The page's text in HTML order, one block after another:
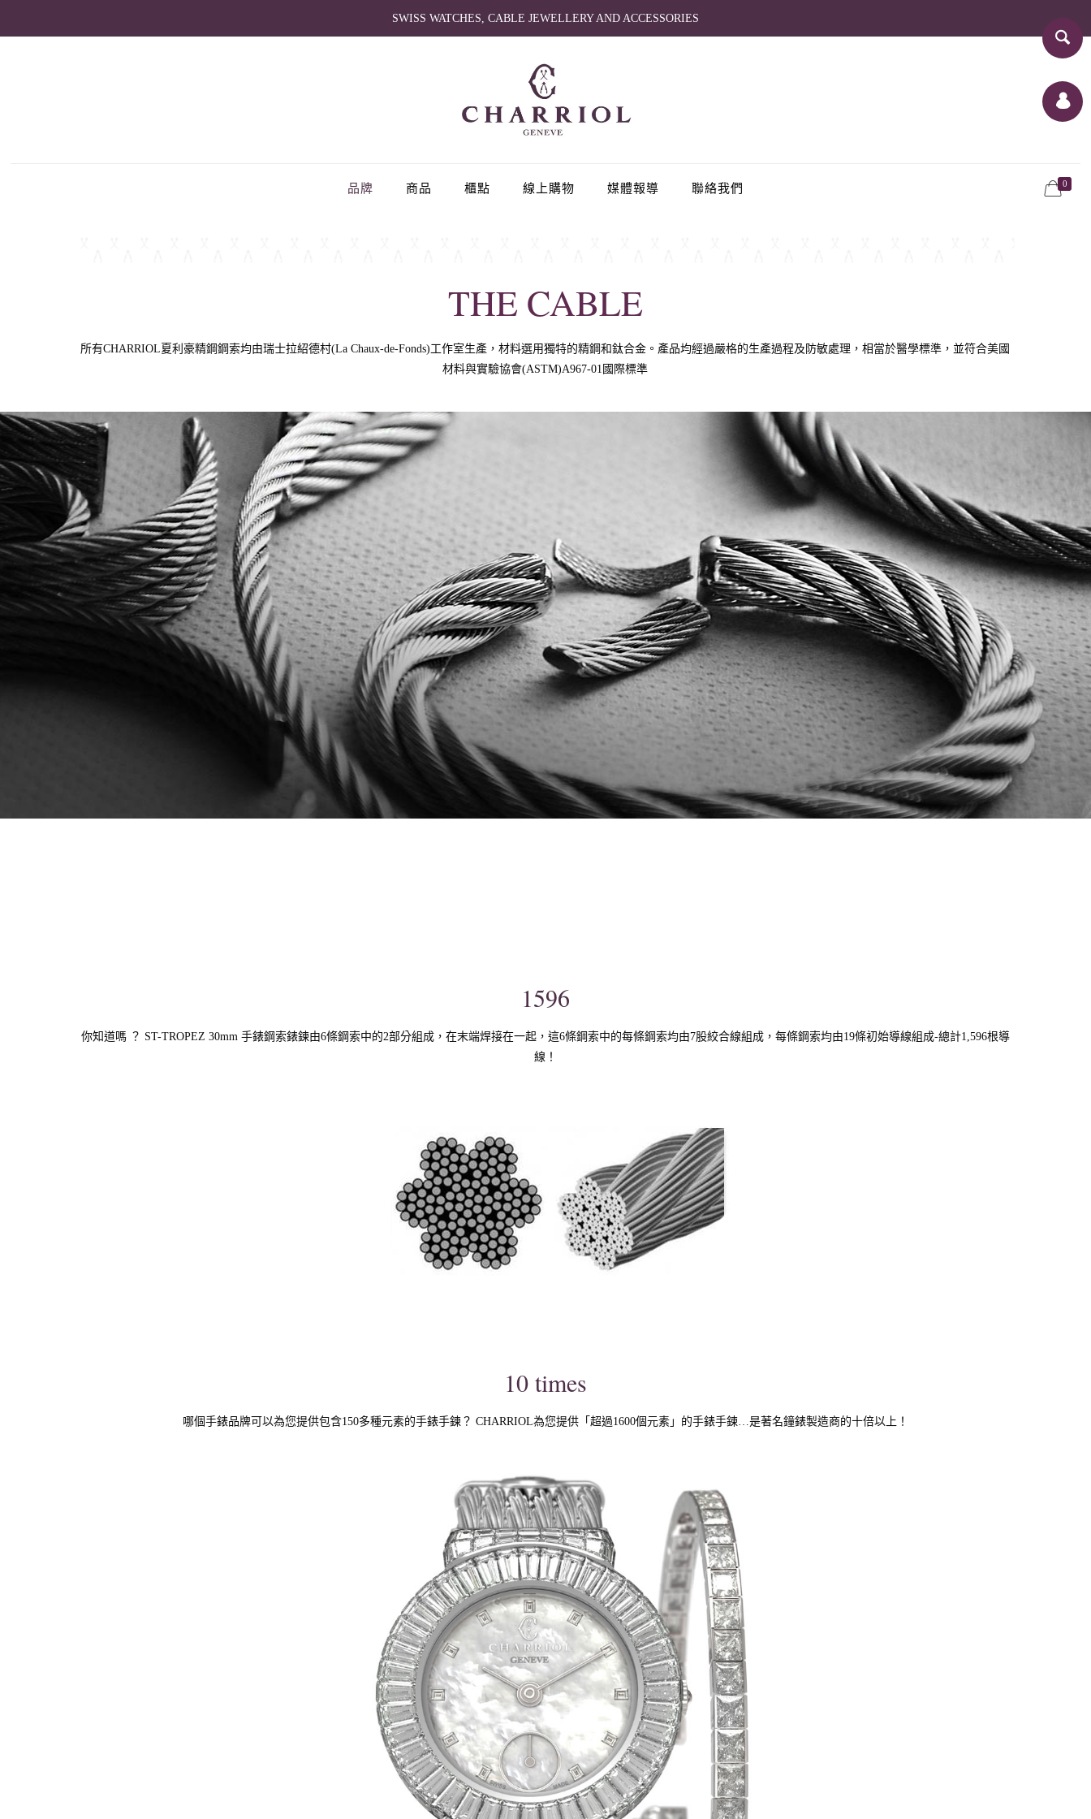
SWISS WATCHES, CABLE JEWELLERY AND ACCESSORIES
品牌 商品 櫃點 線上購物 媒體報導 聯絡我們 0
THE CABLE
所有CHARRIOL夏利豪精鋼鋼索均由瑞士拉紹德村(La Chaux-de-Fonds)工作室生產，材料選用獨特的精鋼和鈦合金。產品均經過嚴格的生產過程及防敏處理，相當於醫學標準，並符合美國
材料與實驗協會(ASTM)A967-01國際標準
1596
你知道嗎 ？ ST-TROPEZ 30mm 手錶鋼索錶鍊由6條鋼索中的2部分組成，在末端焊接在一起，這6條鋼索中的每條鋼索均由7股絞合線組成，每條鋼索均由19條初始導線組成-總計1,596根導
線！
10 times
哪個手錶品牌可以為您提供包含150多種元素的手錶手鍊？ CHARRIOL為您提供「超過1600個元素」的手錶手鍊…是著名鐘錶製造商的十倍以上！